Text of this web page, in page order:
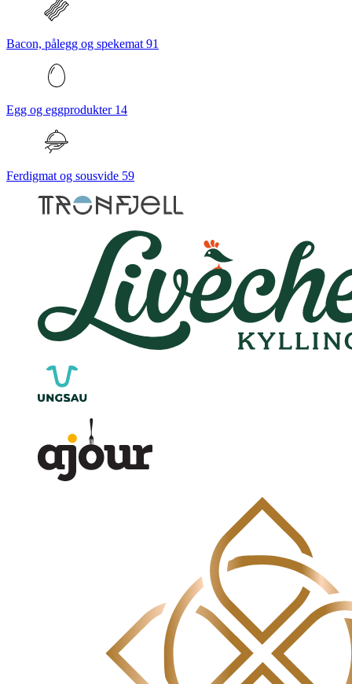
Bacon, pålegg og spekemat 91
Egg og eggprodukter 14
Ferdigmat og sousvide 59